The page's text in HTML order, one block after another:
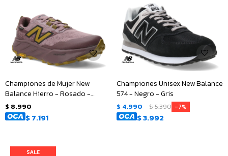
Championes de Mujer New
Balance Hierro - Rosado -
Amarillo Mostaza
$ 8.990
$7.191
Championes Unisex New Balance
574 - Negro - Gris
$ 4.990 $5.390 7
$3.992